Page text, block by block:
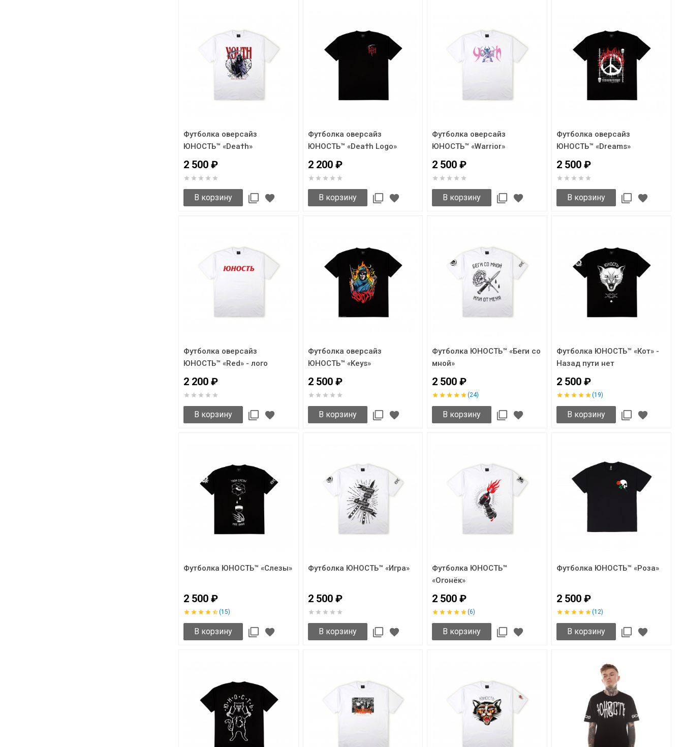
Футболка оверсайз
ЮНОСТЬ™ «Dea†h»
2 500 ₽
В корзину
Футболка оверсайз
ЮНОСТЬ™ «Dea†h Logo»
2 200 ₽
В корзину
Футболка оверсайз
ЮНОСТЬ™ «Warrior»
2 500 ₽
В корзину
Футболка оверсайз
ЮНОСТЬ™ «Dreams»
2 500 ₽
В корзину
Футболка оверсайз
ЮНОСТЬ™ «Red» - лого
2 200 ₽
В корзину
Футболка оверсайз
ЮНОСТЬ™ «Keys»
2 500 ₽
В корзину
Футболка ЮНОСТЬ™ «Беги со
мной»
2 500 ₽
(24)
В корзину
Футболка ЮНОСТЬ™ «Кот» -
Назад пути нет
2 500 ₽
(19)
В корзину
Футболка ЮНОСТЬ™ «Слезы»
2 500 ₽
(15)
В корзину
Футболка ЮНОСТЬ™ «Игра»
2 500 ₽
В корзину
Футболка ЮНОСТЬ™
«Огонёк»
2 500 ₽
(6)
В корзину
Футболка ЮНОСТЬ™ «Роза»
2 500 ₽
(12)
В корзину